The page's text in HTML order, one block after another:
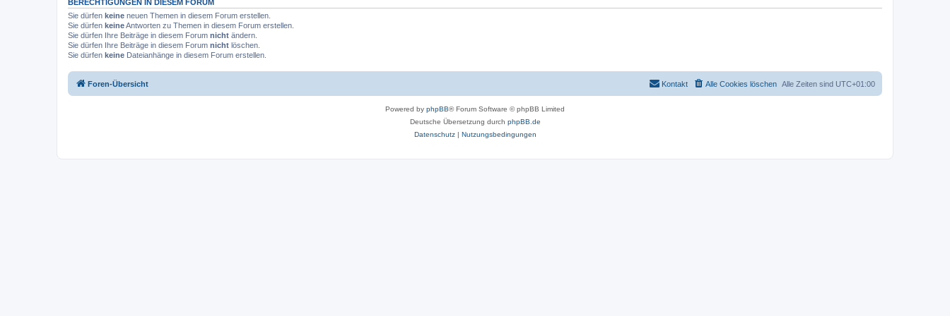
BERECHTIGUNGEN IN DIESEM FORUM
Sie dürfen keine neuen Themen in diesem Forum erstellen.
Sie dürfen keineAntworten zu Themen in diesem Forum erstellen.
Sie dürfen Ihre Beiträge in diesem Forum nicht ändern.
Sie dürfen Ihre Beiträge in diesem Forum nicht löschen.
Sie dürfen keine Dateianhänge in diesem Forum erstellen.
Foren-Übersicht Alle Zeiten sind UTC+01:00
Alle Cookies löschen
Kontakt
Powered by phpBB® Forum Software © phpBB Limited
Deutsche Übersetzung durch phpBB.de
Datenschutz| Nutzungsbedingungen